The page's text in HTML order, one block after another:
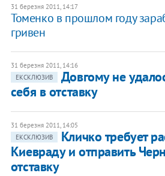
31 березня 2011, 14:17
Томенко в прошлом году
гривен
31 березня 2011, 14:16
ЕКСКЛЮЗИВ
Довгому не
себя в отставку
31 березня 2011, 14:05
ЕКСКЛЮЗИВ
Кличко требует
Киевраду и отправить
отставку